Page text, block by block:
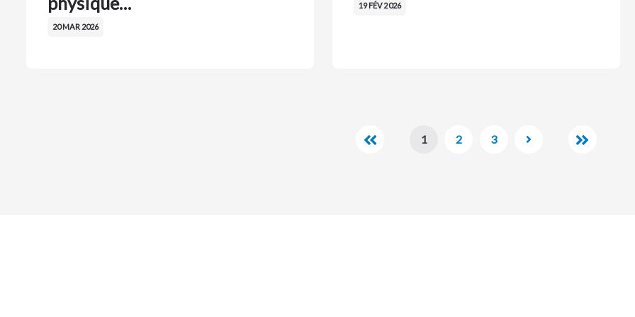
20 MAR 2026
19 FÉV 2026
1 2 3